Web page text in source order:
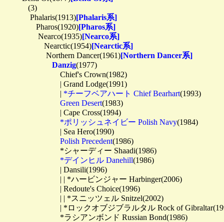
(3)
Phalaris(1913)[Phalaris系]
Pharos(1920)[Pharos系]
Nearco(1935)[Nearco系]
Nearctic(1954)[Nearctic系]
Northern Dancer(1961)[Northern Dancer系]
Danzig(1977)
Chief's Crown(1982)
| Grand Lodge(1991)
| *チーフベアハート Chief Bearhart(1993)
Green Desert(1983)
| Cape Cross(1994)
*ポリッシュネイビー Polish Navy(1984)
| Sea Hero(1990)
Polish Precedent(1986)
*シャーディー Shaadi(1986)
*デインヒル Danehill(1986)
| Dansili(1996)
| | *ハービンジャー Harbinger(2006)
| Redoute's Choice(1996)
| | *スニッツェル Snitzel(2002)
| *ロックオブジブラルタル Rock of
*ラシアンボンド Russian Bond(1986)